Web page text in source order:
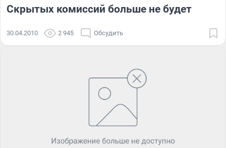
Скрытых комиссий больше не будет
30.04.2010 2 945 Обсудить